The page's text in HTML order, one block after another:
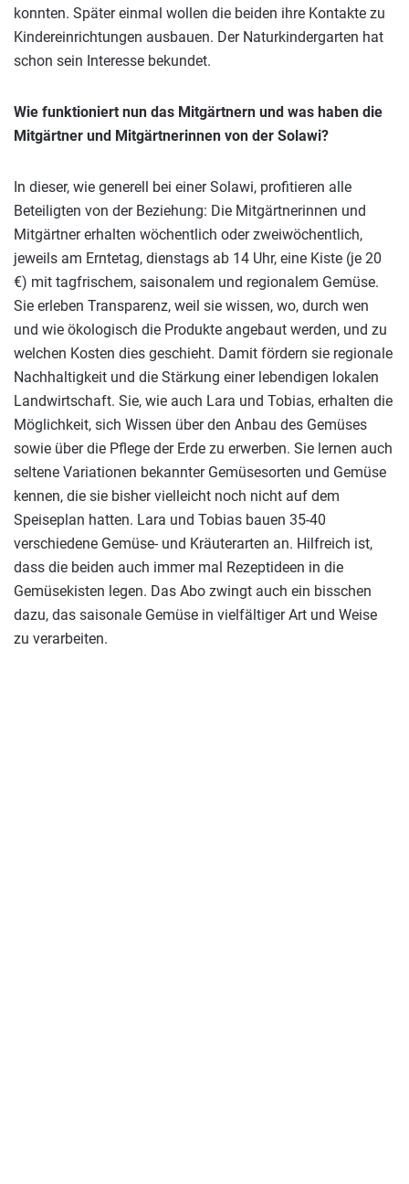
konnten. Später einmal wollen die beiden ihre Kontakte zu
Kindereinrichtungen ausbauen. Der Naturkindergarten hat
schon sein Interesse bekundet.
Wie funktioniert nun das Mitgärtnern und was haben die
Mitgärtner und Mitgärtnerinnen von der Solawi?
In dieser, wie generell bei einer Solawi, profitieren alle
Beteiligten von der Beziehung: Die Mitgärtnerinnen und
Mitgärtner erhalten wöchentlich oder zweiwöchentlich,
jeweils am Erntetag, dienstags ab 14 Uhr, eine Kiste (je 20
€) mit tagfrischem, saisonalem und regionalem Gemüse.
Sie erleben Transparenz, weil sie wissen, wo, durch wen
und wie ökologisch die Produkte angebaut werden, und zu
welchen Kosten dies geschieht. Damit fördern sie regionale
Nachhaltigkeit und die Stärkung einer lebendigen lokalen
Landwirtschaft. Sie, wie auch Lara und Tobias, erhalten die
Möglichkeit, sich Wissen über den Anbau des Gemüses
sowie über die Pflege der Erde zu erwerben. Sie lernen auch
seltene Variationen bekannter Gemüsesorten und Gemüse
kennen, die sie bisher vielleicht noch nicht auf dem
Speiseplan hatten. Lara und Tobias bauen 35-40
verschiedene Gemüse- und Kräuterarten an. Hilfreich ist,
dass die beiden auch immer mal Rezeptideen in die
Gemüsekisten legen. Das Abo zwingt auch ein bisschen
dazu, das saisonale Gemüse in vielfältiger Art und Weise
zu verarbeiten.